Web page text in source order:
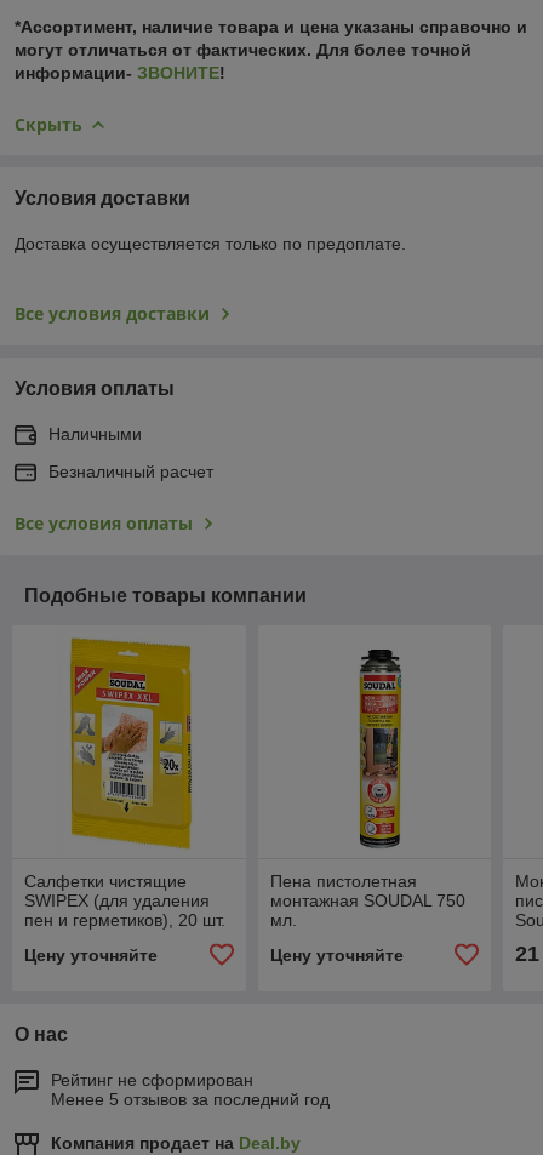
*Ассортимент, наличие товара и цена указаны справочно и
могут отличаться от фактических. Для более точной
информации- ЗВОНИТЕ!
Скрыть
Условия доставки
Доставка осуществляется только по предоплате.
Все условия доставки
Условия оплаты
Наличными
Безналичный расчет
Все условия оплаты
Подобные товары компании
Салфетки чистящие
SWIPEX (для удаления
пен и герметиков), 20 шт.
Цену уточняйте
Пена пистолетная
монтажная SOUDAL 750
мл.
Цену уточняйте
21
О нас
Рейтинг не сформирован
Менее 5 отзывов за последний год
Компания продает на Deal.by